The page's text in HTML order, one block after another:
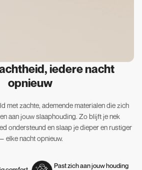
iedere nacht
opnieuw
met zachte, ademende materialen die zich
aan jouw slaaphouding. Zo blijft je nek
ondersteund en slaap je dieper en rustiger
elke nacht opnieuw.
Past zich aan jouw houding